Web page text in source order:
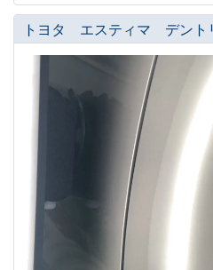
トヨタ エスティマ デント